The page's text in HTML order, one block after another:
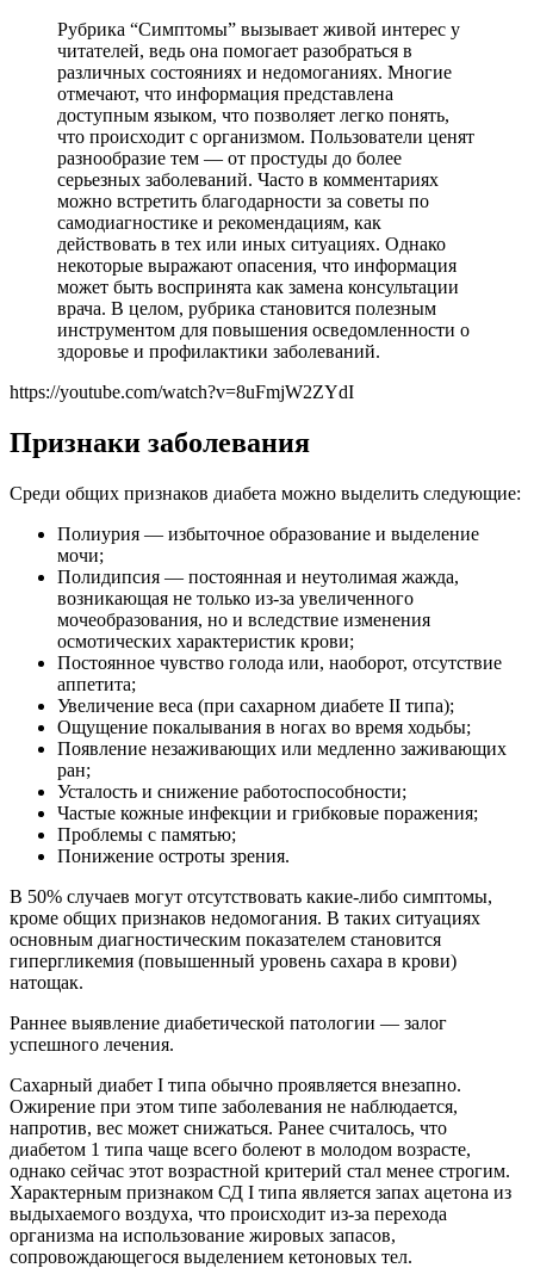
Рубрика “Симптомы” вызывает живой интерес у
читателей, ведь она помогает разобраться в
различных состояниях и недомоганиях. Многие
отмечают, что информация представлена
доступным языком, что позволяет легко понять,
что происходит с организмом. Пользователи ценят
разнообразие тем — от простуды до более
серьезных заболеваний. Часто в комментариях
можно встретить благодарности за советы по
самодиагностике и рекомендациям, как
действовать в тех или иных ситуациях. Однако
некоторые выражают опасения, что информация
может быть воспринята как замена консультации
врача. В целом, рубрика становится полезным
инструментом для повышения осведомленности о
здоровье и профилактики заболеваний.
https://youtube.com/watch?v=8uFmjW2ZYdI
Признаки заболевания
Среди общих признаков диабета можно выделить следующие:
Полиурия — избыточное образование и выделение
мочи;
Полидипсия — постоянная и неутолимая жажда,
возникающая не только из-за увеличенного
мочеобразования, но и вследствие изменения
осмотических характеристик крови;
Постоянное чувство голода или, наоборот, отсутствие
аппетита;
Увеличение веса (при сахарном диабете II типа);
Ощущение покалывания в ногах во время ходьбы;
Появление незаживающих или медленно заживающих
ран;
Усталость и снижение работоспособности;
Частые кожные инфекции и грибковые поражения;
Проблемы с памятью;
Понижение остроты зрения.
В 50% случаев могут отсутствовать какие-либо симптомы,
кроме общих признаков недомогания. В таких ситуациях
основным диагностическим показателем становится
гипергликемия (повышенный уровень сахара в крови)
натощак.
Раннее выявление диабетической патологии — залог
успешного лечения.
Сахарный диабет I типа обычно проявляется внезапно.
Ожирение при этом типе заболевания не наблюдается,
напротив, вес может снижаться. Ранее считалось, что
диабетом 1 типа чаще всего болеют в молодом возрасте,
однако сейчас этот возрастной критерий стал менее строгим.
Характерным признаком СД I типа является запах ацетона из
выдыхаемого воздуха, что происходит из-за перехода
организма на использование жировых запасов,
сопровождающегося выделением кетоновых тел.